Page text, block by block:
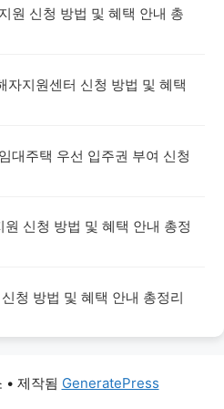
원 신청 방법 및 혜택 안내 총
자지원센터 신청 방법 및 혜택
대주택 우선 입주권 부여 신청
신청 방법 및 혜택 안내 총정
청 방법 및 혜택 안내 총정리
• 제작됨 GeneratePress